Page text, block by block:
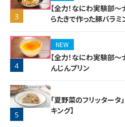
3
【全力！なにわ実験部～
らたきで作った豚バラ
4
NEW
【全力！なにわ実験部～
んじんプリン
5
「夏野菜のフリッタータ
キング】